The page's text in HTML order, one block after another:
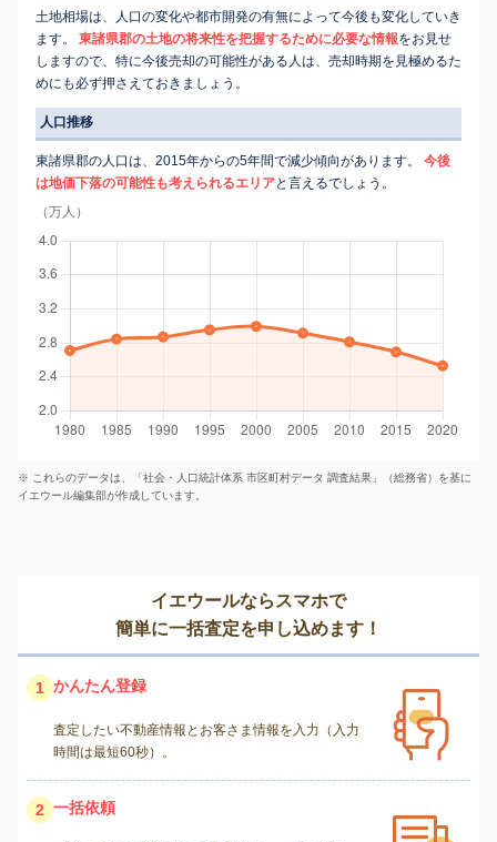
土地相場は、人口の変化や都市開発の有無によって今後も変化していき
ます。
東諸県郡の土地の将来性を把握するために必要な情報をお見せ
しますので、特に今後売却の可能性がある人は、売却時期を見極めるた
めにも必ず押さえておきましょう。
人口推移
東諸県郡の人口は、2015年からの5年間で減少傾向があります。
今後
は地価下落の可能性も考えられるエリアと言えるでしょう。
（万人）
※ これらのデータは、「社会・人口統計体系 市区町村データ 調査結果」（総務省）を基に
イエウール編集部が作成しています。
イエウールならスマホで
簡単に一括査定を申し込めます！
1 かんたん登録
査定したい不動産情報とお客さま情報を入力（入力
時間は最短60秒）。
2 一括依頼